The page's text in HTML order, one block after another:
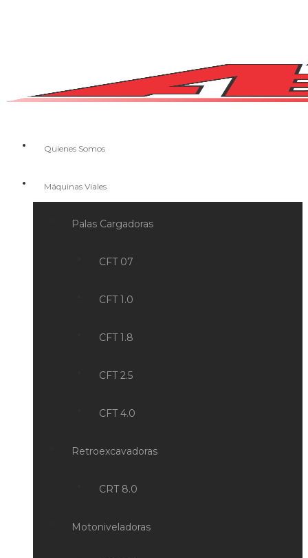
Quienes Somos
Máquinas Viales
Palas Cargadoras
CFT 07
CFT 1.0
CFT 1.8
CFT 2.5
CFT 4.0
Retroexcavadoras
CRT 8.0
Motoniveladoras